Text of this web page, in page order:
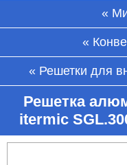
Решетки для
Решетка
itermic